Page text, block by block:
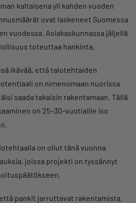
kaltaisena yli kahden vuoden
ovat laskeneet Suomessa
vuodessa. Asiakaskunnassa jäljellä
toteuttaa hankinta.
ikävää, että talotehtaiden
on nimenomaan nuorissa
saada takaisin rakentamaan. Tällä
on 25–30-vuotiaille iso
on ollut tänä vuonna
joissa projekti on tyssännyt
pankit jarruttavat rakentamista.